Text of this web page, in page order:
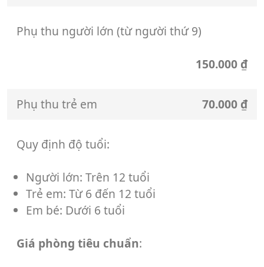
Phụ thu người lớn (từ người thứ 9)
150.000 ₫
Phụ thu trẻ em 70.000 ₫
Quy định độ tuổi:
Người lớn: Trên 12 tuổi
Trẻ em: Từ 6 đến 12 tuổi
Em bé: Dưới 6 tuổi
Giá phòng tiêu chuẩn: